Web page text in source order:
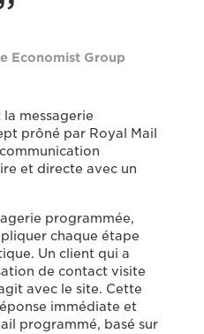
Economist Group
messagerie
prôné par Royal Mail
et directe avec un
programmée,
chaque étape
Un client qui a
de contact visite
avec le site. Cette
immédiate et
programmé, basé sur